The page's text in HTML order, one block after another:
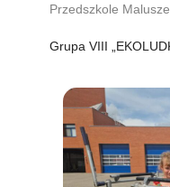
Przedszkole
Grupa VIII